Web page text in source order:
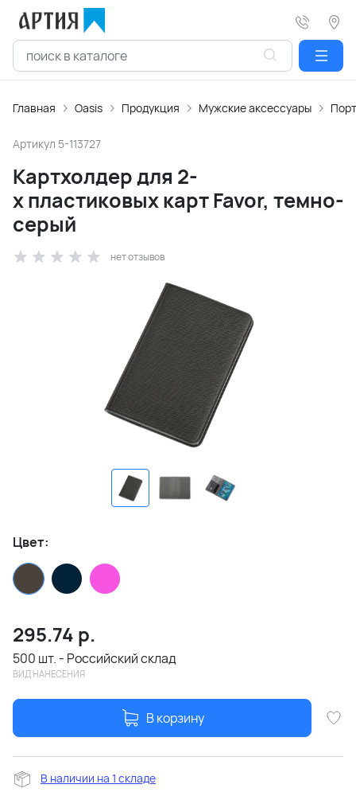
Главная Oasis Продукция Мужские аксессуары
Артикул 5-113727
Картхолдер для 2-
х пластиковых карт Favor, темно-
серый
нет отзывов
Цвет:
295.74 р.
500 шт. - Российский склад
ВИД НАНЕСЕНИЯ
В корзину
В наличии на 1 складе